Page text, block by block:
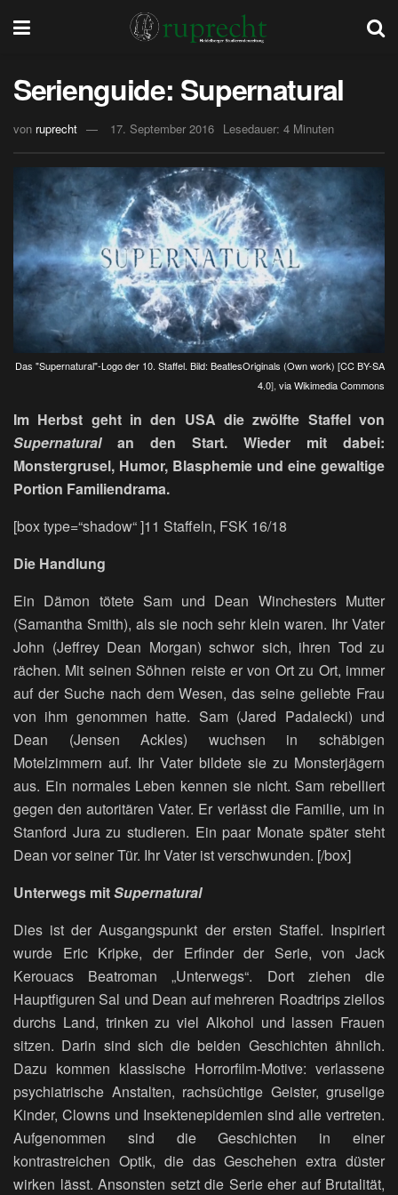
Serienguide: Supernatural
von ruprecht 17. September 2016 Lesedauer: 4 Minuten
Das "Supernatural"-Logo der 10. Staffel. Bild: BeatlesOriginals (Own work) [CC BY-SA
4.0], via Wikimedia Commons
Im Herbst geht in den USA die zwölfte Staffel von
Supernaturalan den Start. Wieder mit dabei:
Monstergrusel, Humor, Blasphemie und eine gewaltige
Portion Familiendrama.
[box type=“shadow“ ]11 Staffeln, FSK 16/18
Die Handlung
Ein Dämon tötete Sam und Dean Winchesters Mutter
(Samantha Smith), als sie noch sehr klein waren. Ihr Vater
John (Jeffrey Dean Morgan) schwor sich, ihren Tod zu
rächen. Mit seinen Söhnen reiste er von Ort zu Ort, immer
auf der Suche nach dem Wesen, das seine geliebte Frau
von ihm genommen hatte. Sam (Jared Padalecki) und
Dean (Jensen Ackles) wuchsen in schäbigen
Motelzimmern auf. Ihr Vater bildete sie zu Monsterjägern
aus. Ein normales Leben kennen sie nicht. Sam rebelliert
gegen den autoritären Vater. Er verlässt die Familie, um in
Stanford Jura zu studieren. Ein paar Monate später steht
Dean vor seiner Tür. Ihr Vater ist verschwunden. [/box]
Unterwegs mitSupernatural
Dies ist der Ausgangspunkt der ersten Staffel. Inspiriert
wurde Eric Kripke, der Erfinder der Serie, von Jack
Kerouacs Beatroman „Unterwegs“. Dort ziehen die
Hauptfiguren Sal und Dean auf mehreren Roadtrips ziellos
durchs Land, trinken zu viel Alkohol und lassen Frauen
sitzen. Darin sind sich die beiden Geschichten ähnlich.
Dazu kommen klassische Horrorfilm-Motive: verlassene
psychiatrische Anstalten, rachsüchtige Geister, gruselige
Kinder, Clowns und Insektenepidemien sind alle vertreten.
Aufgenommen sind die Geschichten in einer
kontrastreichen Optik, die das Geschehen extra düster
wirken lässt. Ansonsten setzt die Serie eher auf Brutalität,